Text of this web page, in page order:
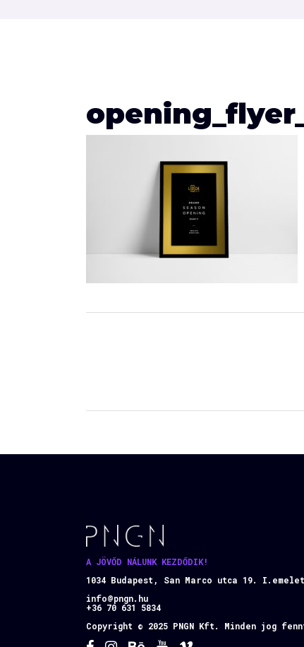
A JÖVŐD NÁLUNK KEZDŐDIK!
1034 Budapest, San Marco utca 19. I.emelet
info@pngn.hu
+36 70 631 5834
Copyright © 2025 PNGN Kft. Minden jog